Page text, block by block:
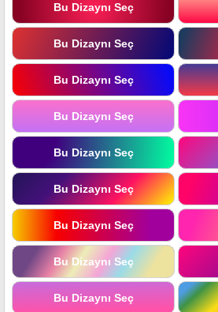
Bu Dizaynı Seç
Bu Dizaynı Seç
Bu Dizaynı Seç
Bu Dizaynı Seç
Bu Dizaynı Seç
Bu Dizaynı Seç
Bu Dizaynı Seç
Bu Dizaynı Seç
Bu Dizaynı Seç